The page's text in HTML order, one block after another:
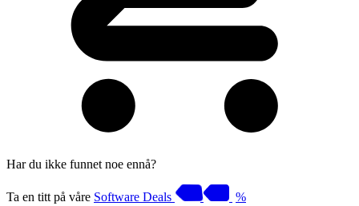
Har du ikke funnet noe ennå?
Ta en titt på våre Software Deals %